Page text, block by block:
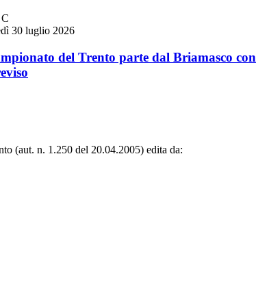
30 luglio 2026
del Trento parte dal Briamasco con
(aut. n. 1.250 del 20.04.2005) edita da: